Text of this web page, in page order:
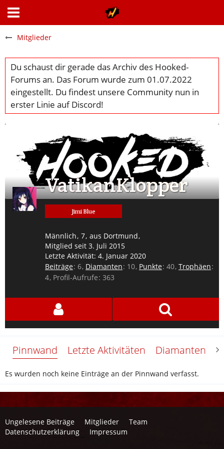
Mitglieder
VatikanKlopper
Jimi Blue
Männlich 7 aus Dortmund
Mitglied seit 3. Juli 2015
Letzte Aktivität: 4. Januar 2020
Beiträge 6 Diamanten 10 Punkte 40 Trophäen
4 Profil-Aufrufe 363
Pinnwand Letzte Aktivitäten Diamanten
Es wurden noch keine Einträge an der Pinnwand verfasst.
Ungelesene Beiträge Mitglieder
Team
Datenschutzerklärung
Impressum